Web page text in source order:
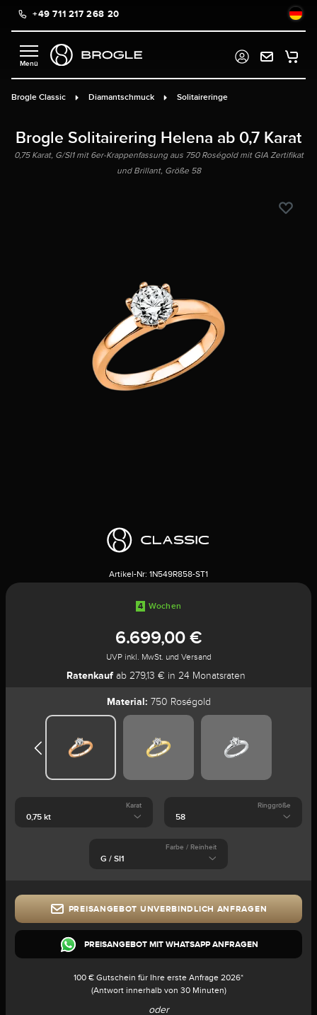
springen
+49 711 217 268 20
Brogle Classic Diamantschmuck Solitaireringe
Brogle Solitairering Helena ab 0,7 Karat
0,75 Karat, G/SI1 mit 6er-Krappenfassung aus 750 Roségold mit GIA Zertifikat
und Brillant, Größe 58
Artikel-Nr: 1N549R858-ST1
4 Wochen
6.699,00 €
UVP inkl. MwSt. und Versand
Ratenkaufab 279,13 € in 24 Monatsraten
Material: 750 Roségold
Karat Ringgröße
Farbe / Reinheit
PREISANGEBOT UNVERBINDLICH ANFRAGEN
PREISANGEBOT MIT WHATSAPP ANFRAGEN
100 € Gutschein für Ihre erste Anfrage 2026*
(Antwort innerhalb von 30 Minuten)
oder